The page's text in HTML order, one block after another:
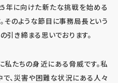
年に向けた新たな挑戦を始める
そのような節目に事務局長という
引き締まる思いでおります。
たちの身近にある脅威です。私
で、災害や困難な状況にある人々